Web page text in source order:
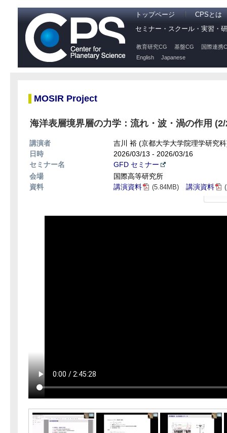
トップページ
CPSとは
セミナー・スクール・実習・
教育研究CG 基盤CG
国際連携
English
Japanese
MOSIR Project
海洋表層境界層の力学：流れ・波・渦の作用
講演者
吉川 裕 (京都大学大学院理学研究
日時
2026/03/13 - 2026/03/16
セミナー名
GFD セミナー
会場
国際高等研究所
資料
講演資料 (5.84MB) 講演資料